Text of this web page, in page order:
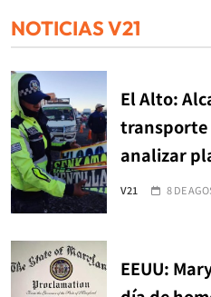
NOTICIAS V21
El Alto:
transporte
analizar
V21 8 DE
EEUU: